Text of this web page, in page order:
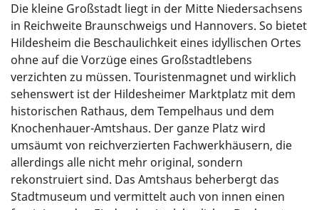
Die kleine Großstadt liegt in der Mitte Niedersachsens
in Reichweite Braunschweigs und Hannovers. So bietet
Hildesheim die Beschaulichkeit eines idyllischen Ortes
ohne auf die Vorzüge eines Großstadtlebens
verzichten zu müssen. Touristenmagnet und wirklich
sehenswert ist der Hildesheimer Marktplatz mit dem
historischen Rathaus, dem Tempelhaus und dem
Knochenhauer-Amtshaus. Der ganze Platz wird
umsäumt von reichverzierten Fachwerkhäusern, die
allerdings alle nicht mehr original, sondern
rekonstruiert sind. Das Amtshaus beherbergt das
Stadtmuseum und vermittelt auch von innen einen